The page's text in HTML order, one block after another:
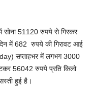
सोना 51120 रुपये से गिरकर
में 682 रुपये की गिरावट आई
सप्ताहभर में लगभग 3000
56042 रुपये प्रति किलो
हुई है।